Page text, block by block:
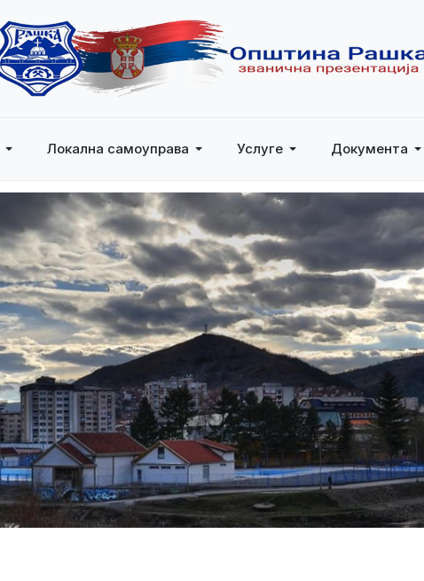
Локална самоуправа Услуге Документа